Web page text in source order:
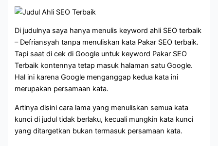
Di judulnya saya hanya menulis keyword ahli SEO terbaik
– Defriansyah tanpa menuliskan kata Pakar SEO terbaik.
Tapi saat di cek di Google untuk keyword Pakar SEO
Terbaik kontennya tetap masuk halaman satu Google.
Hal ini karena Google menganggap kedua kata ini
merupakan persamaan kata.
Artinya disini cara lama yang menuliskan semua kata
kunci di judul tidak berlaku, kecuali mungkin kata kunci
yang ditargetkan bukan termasuk persamaan kata.